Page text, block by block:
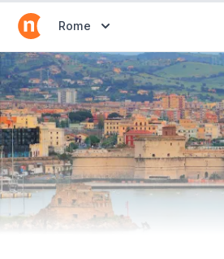
Abrir selector de destinos
Rome